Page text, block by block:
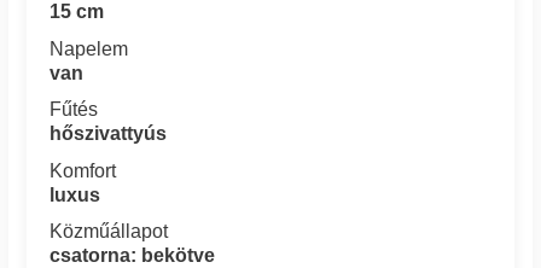
15 cm
Napelem
van
Fűtés
hőszivattyús
Komfort
luxus
Közműállapot
csatorna: bekötve